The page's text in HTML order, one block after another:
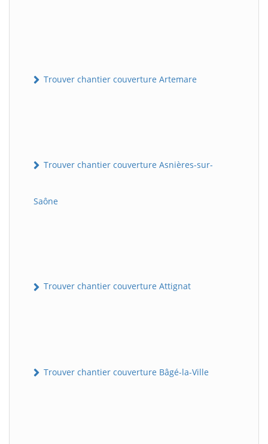
Trouver chantier couverture Artemare
Trouver chantier couverture Asnières-sur-
Saône
Trouver chantier couverture Attignat
Trouver chantier couverture Bâgé-la-Ville